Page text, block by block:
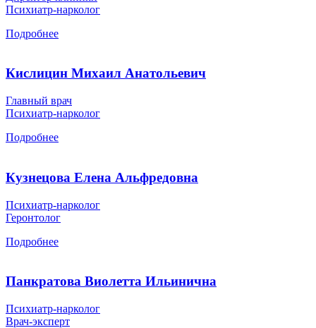
Психиатр-нарколог
Подробнее
Кислицин Михаил Анатольевич
Главный врач
Психиатр-нарколог
Подробнее
Кузнецова Елена Альфредовна
Психиатр-нарколог
Геронтолог
Подробнее
Панкратова Виолетта Ильинична
Психиатр-нарколог
Врач-эксперт